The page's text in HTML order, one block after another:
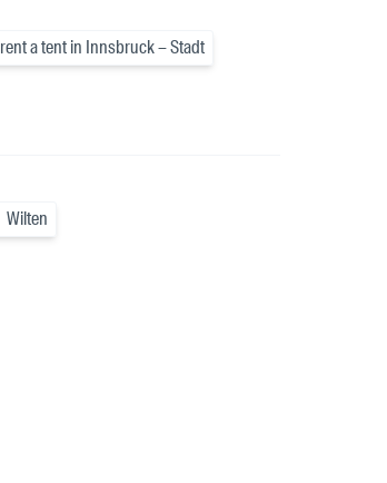
rent a tent in Innsbruck – Stadt
Wilten